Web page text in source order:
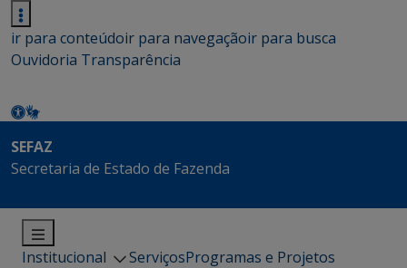
ir para conteúdoir para navegaçãoir para busca
Ouvidoria Transparência
SEFAZ
Secretaria de Estado de Fazenda
Institucional ServiçosProgramas e Projetos